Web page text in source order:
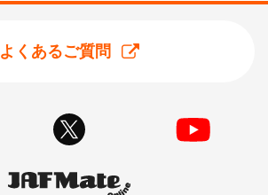
よくあるご質問